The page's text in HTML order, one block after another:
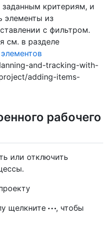
заданным критериям, и
элементы из
с фильтром.
см. в разделе
and-tracking-with-
adding-items-
рабочего
или отключить
щелкните
, чтобы